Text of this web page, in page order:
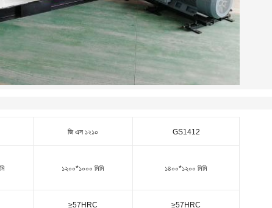
জি এস ১২১০ GS1412
১২০০*১০০০ মিমি ১৪০০*১২০০ মিমি
≥57HRC ≥57HRC